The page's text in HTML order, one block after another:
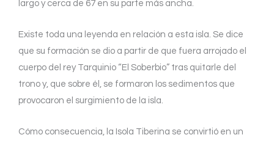
largo y cerca de 67 en su parte más ancha.
Existe toda una leyenda en relación a esta isla. Se dice
que su formación se dio a partir de que fuera arrojado el
cuerpo del rey Tarquinio “El Soberbio” tras quitarle del
trono y, que sobre él, se formaron los sedimentos que
provocaron el surgimiento de la isla.
Cómo consecuencia, la Isola Tiberina se convirtió en un